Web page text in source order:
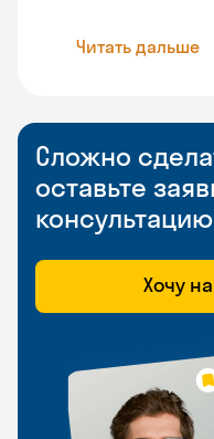
Читать дальше
Сложно
оставьте
консультацию
Хочу